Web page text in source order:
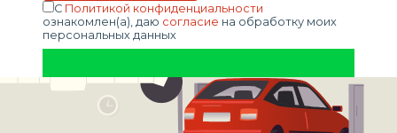
С Политикой конфиденциальности
ознакомлен(а), даю согласие на обработку моих
персональных данных